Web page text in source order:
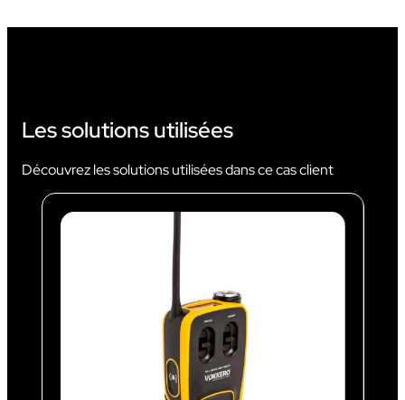
Les solutions utilisées
Découvrez les solutions utilisées dans ce cas client